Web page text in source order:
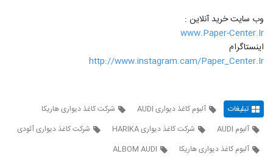
وب سایت خرید آنلاین :
www.Paper-Center.Ir
اینستاگرام
http://www.instagram.cam/Paper_Center.Ir
تبلیغات آلبوم کاغذ دیواری AUDI
شرکت کاغذ دیواری هاریکا
آلبوم AUDI
شرکت کاغذ دیواری HARIKA
شرکت کاغذ دیواری آئودی
آلبوم کاغذ دیواری هاریکا
ALBOM AUDI